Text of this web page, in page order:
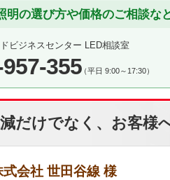
明の選び方や価格のご相談な
ビジネスセンター LED相談室
355（平日 9:00～17:30）
だけでなく、お客様
会社 世田谷線 様